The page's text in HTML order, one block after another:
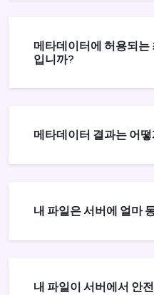
메타데이터에 허용되는
입니까?
메타데이터 결과는 어
내 파일은 서버에 얼마
내 파일이 서버에서 안